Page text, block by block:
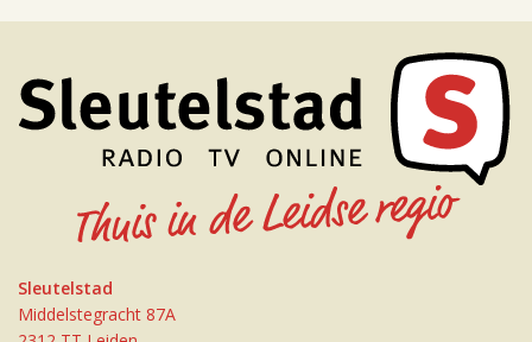
Sleutelstad
Middelstegracht 87A